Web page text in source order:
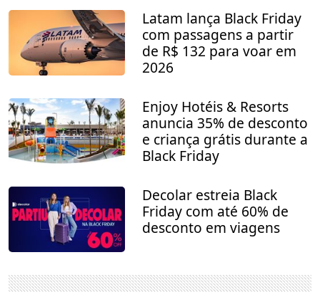
Latam lança Black Friday
com passagens a partir
de R$ 132 para voar em
2026
Enjoy Hotéis & Resorts
anuncia 35% de desconto
e criança grátis durante a
Black Friday
Decolar estreia Black
Friday com até 60% de
desconto em viagens